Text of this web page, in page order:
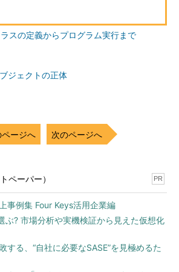
スの定義からプログラム実行まで
ジェクトの正体
ージへ 次のページへ
ペーパー） PR
事例集 Four Keys活用企業編
ぶ? 市場分析や実機検証から見えた仮想化
する、“自社に必要なSASE”を見極めるた